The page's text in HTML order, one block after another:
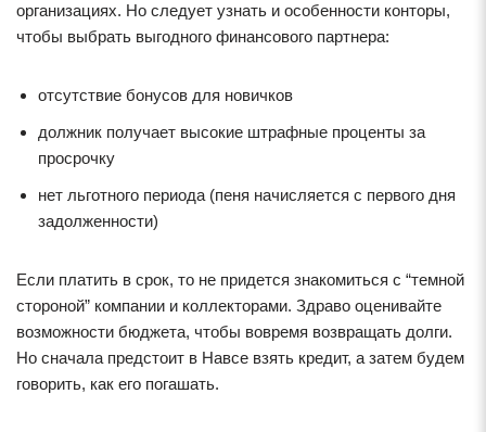
организациях. Но следует узнать и особенности конторы,
чтобы выбрать выгодного финансового партнера:
отсутствие бонусов для новичков
должник получает высокие штрафные проценты за
просрочку
нет льготного периода (пеня начисляется с первого дня
задолженности)
Если платить в срок, то не придется знакомиться с “темной
стороной” компании и коллекторами. Здраво оценивайте
возможности бюджета, чтобы вовремя возвращать долги.
Но сначала предстоит в Навсе взять кредит, а затем будем
говорить, как его погашать.